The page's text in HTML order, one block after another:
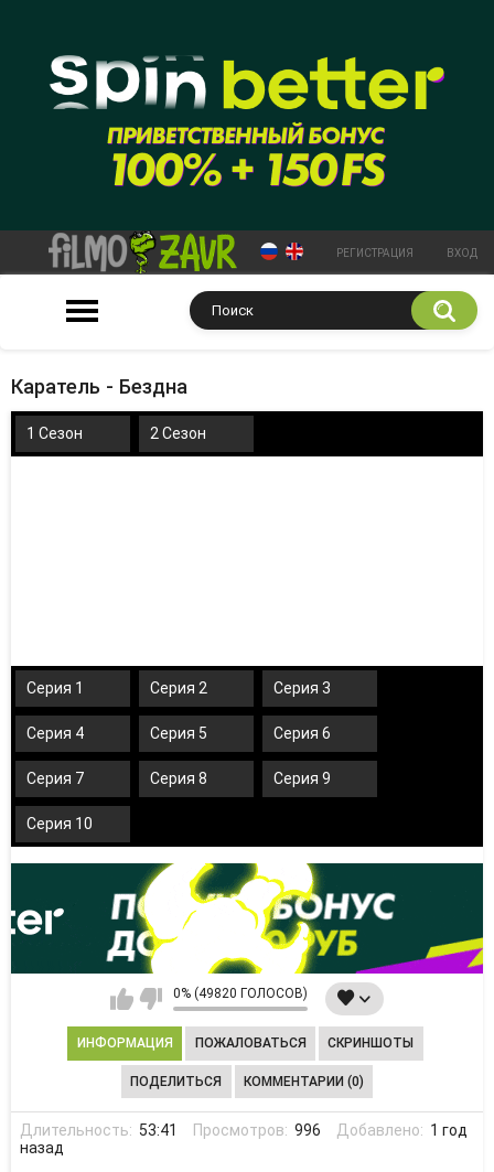
РЕГИСТРАЦИЯ ВХОД
Каратель - Бездна
1 Сезон 2 Сезон
Серия 1 Серия 2 Серия 3
Серия 4 Серия 5 Серия 6
Серия 7 Серия 8 Серия 9
Серия 10
0% (49820 ГОЛОСОВ)
ИНФОРМАЦИЯ ПОЖАЛОВАТЬСЯ СКРИНШОТЫ
ПОДЕЛИТЬСЯ КОММЕНТАРИИ (0)
Длительность: 53:41 Просмотров: 996 Добавлено: 1 год
назад